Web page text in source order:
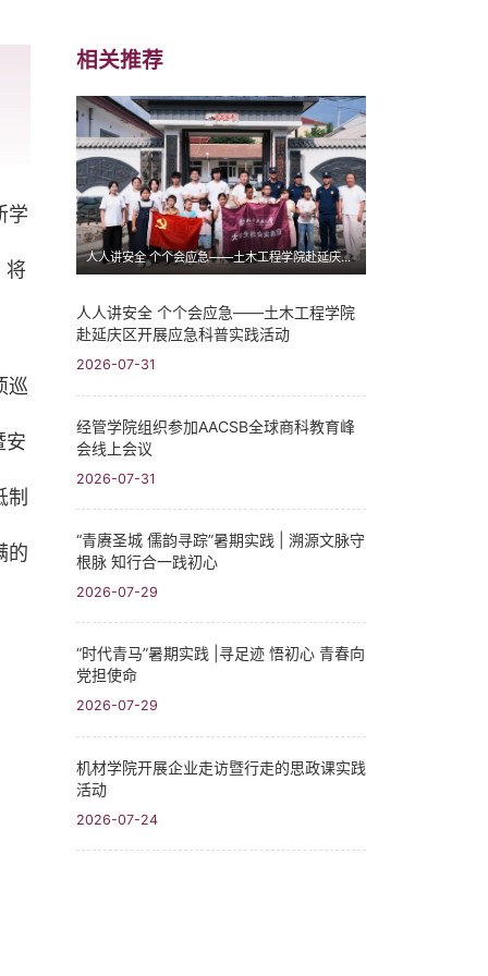
学
将
巡
安
制
的
相关推荐
人人讲安全 个个会应急——土木工程学院赴延庆区开展应急科普实践活动
人人讲安全 个个会应急——土木工程学院
赴延庆区开展应急科普实践活动
2026-07-31
经管学院组织参加AACSB全球商科教育峰
会线上会议
2026-07-31
“青赓圣城 儒韵寻踪”暑期实践​ | 溯源文脉守
根脉 知行合一践初心
2026-07-29
“时代青马”暑期实践 |寻足迹 悟初心 青春向
党担使命
2026-07-29
机材学院开展企业走访暨行走的思政课实践
活动
2026-07-24